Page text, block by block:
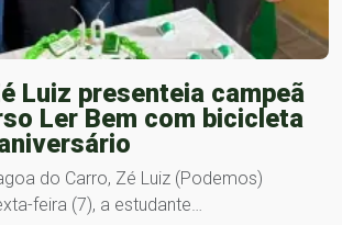
Luiz presenteia campeã
Ler Bem com bicicleta
do Carro, Zé Luiz (Podemos)
feira (7), a estudante…